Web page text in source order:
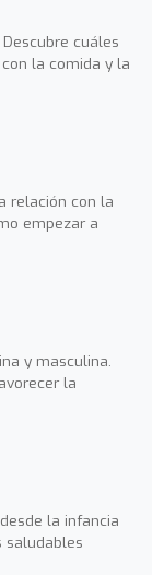
cuáles
la comida y la
relación con la
empezar a
y masculina.
la
la infancia
saludables